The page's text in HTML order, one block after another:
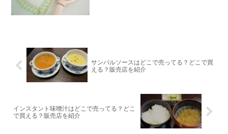
サンバルソースはどこで売ってる？どこで買
える？販売店を紹介
インスタント味噌汁はどこで売ってる？どこ
で買える？販売店を紹介